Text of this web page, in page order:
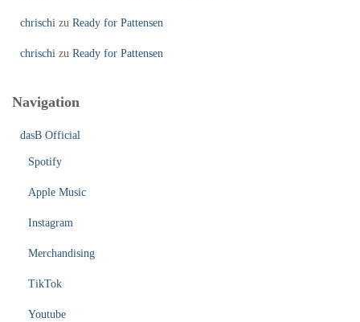
chrischi zu Ready for Pattensen
chrischi zu Ready for Pattensen
Navigation
dasB Official
Spotify
Apple Music
Instagram
Merchandising
TikTok
Youtube